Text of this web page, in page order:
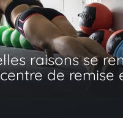
raisons se
de remise